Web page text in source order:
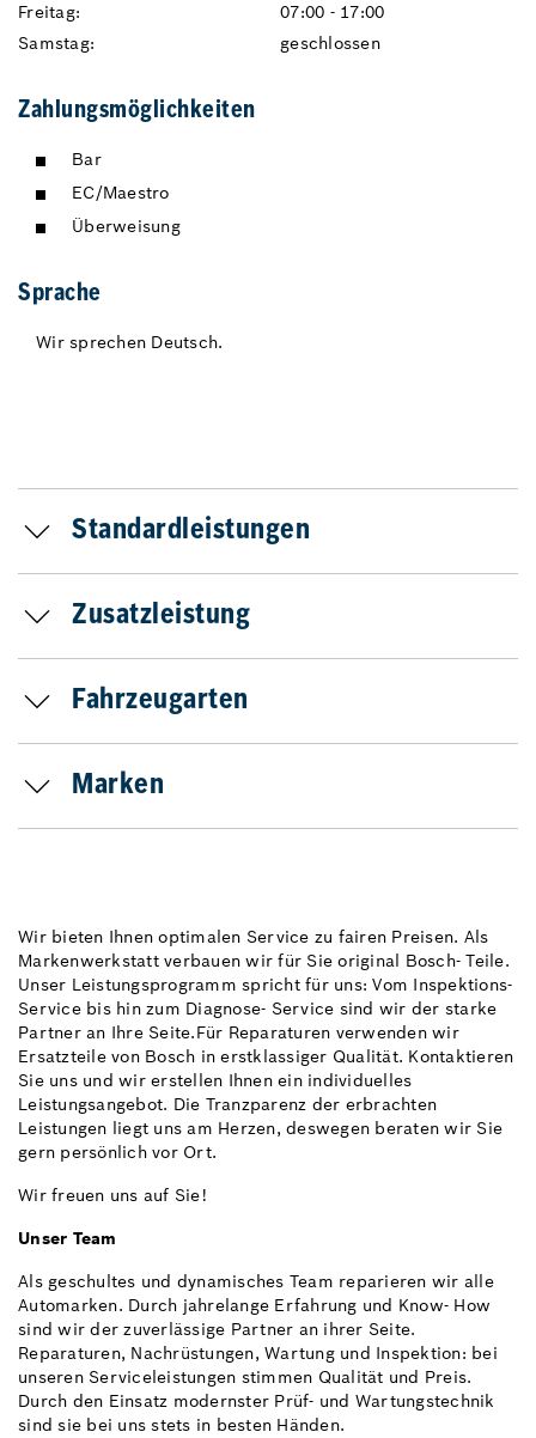
Freitag:
07:00 - 17:00
Samstag:
geschlossen
Zahlungsmöglichkeiten
Bar
EC/Maestro
Überweisung
Sprache
Wir sprechen Deutsch.
Standardleistungen
Zusatzleistung
Fahrzeugarten
Marken
Wir bieten Ihnen optimalen Service zu fairen Preisen. Als
Markenwerkstatt verbauen wir für Sie original Bosch- Teile.
Unser Leistungsprogramm spricht für uns: Vom Inspektions-
Service bis hin zum Diagnose- Service sind wir der starke
Partner an Ihre Seite.Für Reparaturen verwenden wir
Ersatzteile von Bosch in erstklassiger Qualität. Kontaktieren
Sie uns und wir erstellen Ihnen ein individuelles
Leistungsangebot. Die Tranzparenz der erbrachten
Leistungen liegt uns am Herzen, deswegen beraten wir Sie
gern persönlich vor Ort.
Wir freuen uns auf Sie!
Unser Team
Als geschultes und dynamisches Team reparieren wir alle
Automarken. Durch jahrelange Erfahrung und Know- How
sind wir der zuverlässige Partner an ihrer Seite.
Reparaturen, Nachrüstungen, Wartung und Inspektion: bei
unseren Serviceleistungen stimmen Qualität und Preis.
Durch den Einsatz modernster Prüf- und Wartungstechnik
sind sie bei uns stets in besten Händen.